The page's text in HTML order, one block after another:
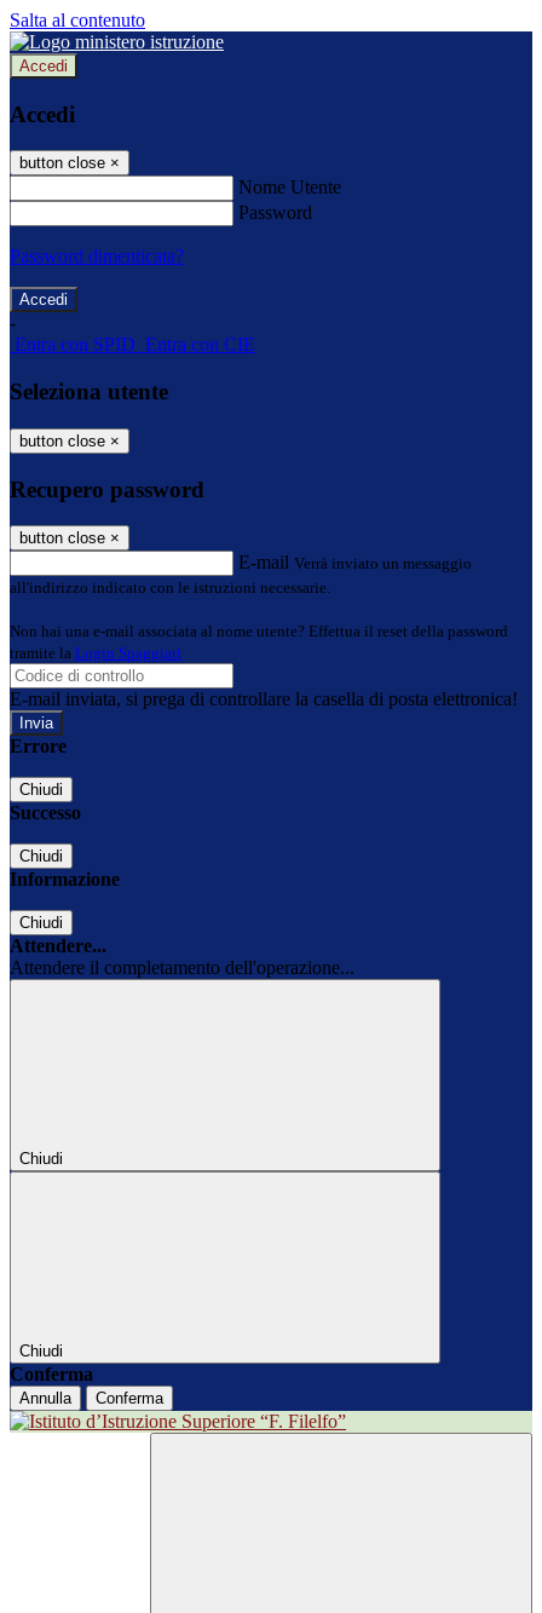
Salta al contenuto
Accedi
Accedi
button close ×
Nome Utente
Password
Password dimenticata?
-
Entra con SPID Entra con CIE
Seleziona utente
button close ×
Recupero password
button close ×
E-mail Verrà inviato un messaggio
all'indirizzo indicato con le istruzioni necessarie.
Non hai una e-mail associata al nome utente? Effettua il reset della password
tramite la Login Spaggiari
E-mail inviata, si prega di controllare la casella di posta elettronica!
Errore
Chiudi
Successo
Chiudi
Informazione
Chiudi
Attendere...
Attendere il completamento dell'operazione...
Chiudi
Chiudi
Conferma
Annulla Conferma